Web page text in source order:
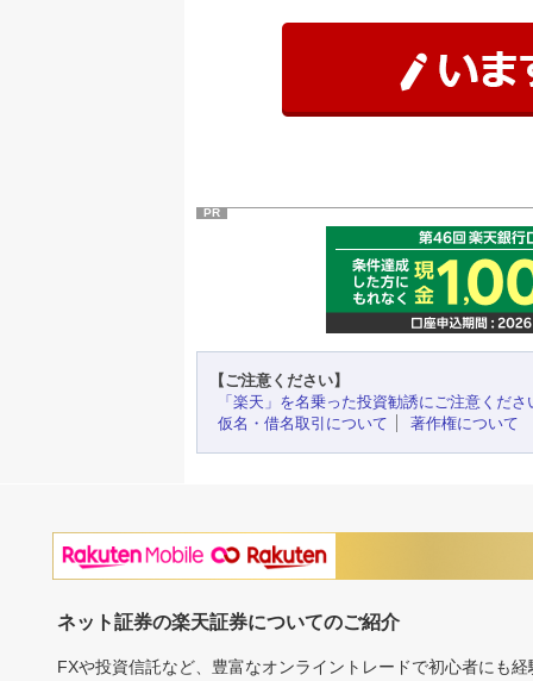
PR
【ご注意ください】
「楽天」を名乗った投資勧誘にご注意くださ
仮名・借名取引について
著作権について
ネット証券の楽天証券についてのご紹介
FXや投資信託など、豊富なオンライントレードで初心者にも